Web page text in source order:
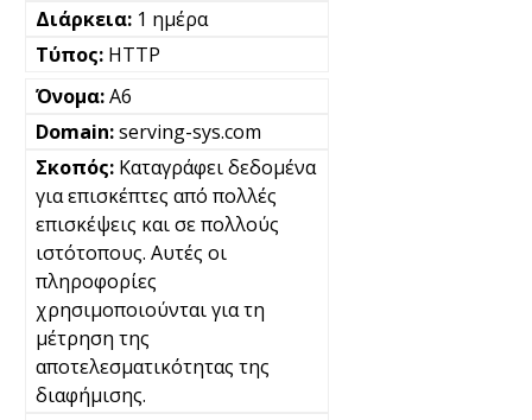
1 ημέρα
HTTP
A6
serving-sys.com
Καταγράφει δεδομένα
για επισκέπτες από πολλές
επισκέψεις και σε πολλούς
ιστότοπους. Αυτές οι
πληροφορίες
χρησιμοποιούνται για τη
μέτρηση της
αποτελεσματικότητας της
διαφήμισης.